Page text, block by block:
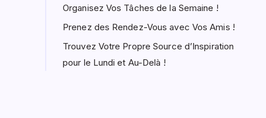
Organisez Vos Tâches de la Semaine !
Prenez des Rendez-Vous avec Vos Amis !
Trouvez Votre Propre Source d’Inspiration
pour le Lundi et Au-Delà !